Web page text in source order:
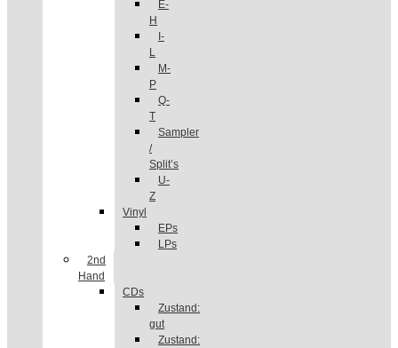
E-
H
I-
L
M-
P
Q-
T
Sampler
/
Split’s
U-
Z
Vinyl
EPs
LPs
2nd
Hand
CDs
Zustand:
gut
Zustand: